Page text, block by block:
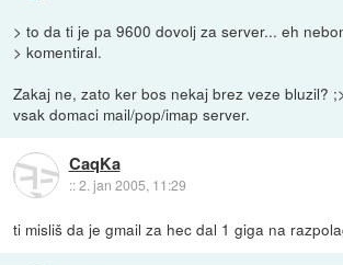
> to da ti je pa 9600 dovolj za server... eh
> komentiral.
Zakaj ne, zato ker bos nekaj brez veze bluzil?
vsak domaci mail/pop/imap server.
CaqKa
::2. jan 2005, 11:29
ti misliš da je gmail za hec dal 1 giga na